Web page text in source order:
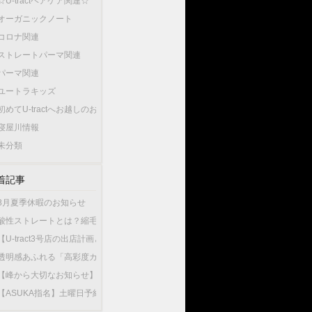
ーガニックノート
ロナ関連
トレートパーマ関連
ーマ関連
ートラキッズ
めてU-tractへお越しのお客様へ…
屋川情報
分類
記事
月夏季休暇のお知らせ
性ストレートとは？縮毛矯正との違いやU-tractの酸性ストレートが選ばれている
U-tract3号店の出店計画と今後の渡辺の出勤店舗について】
明感あふれる「高彩度カラー」が人気！大人女性が選ぶこの夏最旬のヘアカラー
峰から大切なお知らせ】10月1日から新店舗U-tractNorthGardenへ異動いたしま
ASUKA指名】土曜日予約が可能になりました！